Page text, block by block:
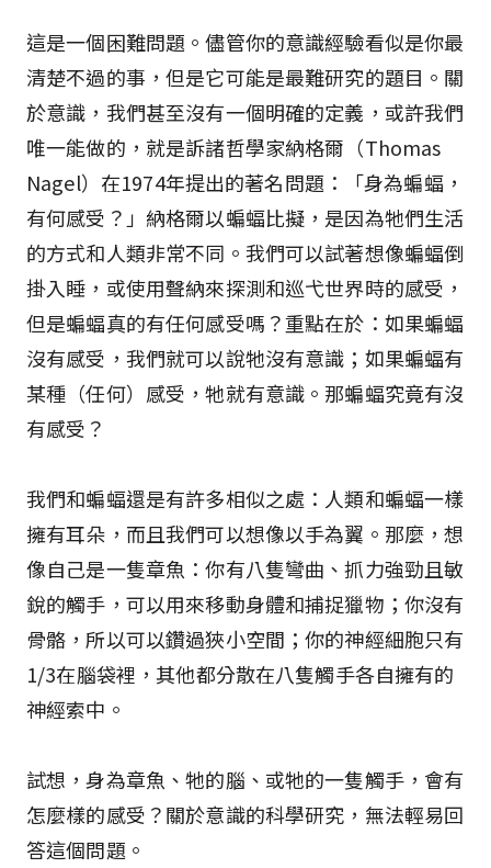
這是一個困難問題。儘管你的意識經驗看似是你最
清楚不過的事，但是它可能是最難研究的題目。關
於意識，我們甚至沒有一個明確的定義，或許我們
唯一能做的，就是訴諸哲學家納格爾（Thomas
Nagel）在1974年提出的著名問題：「身為蝙蝠，
有何感受？」納格爾以蝙蝠比擬，是因為牠們生活
的方式和人類非常不同。我們可以試著想像蝙蝠倒
掛入睡，或使用聲納來探測和巡弋世界時的感受，
但是蝙蝠真的有任何感受嗎？重點在於：如果蝙蝠
沒有感受，我們就可以說牠沒有意識；如果蝙蝠有
某種（任何）感受，牠就有意識。那蝙蝠究竟有沒
有感受？
我們和蝙蝠還是有許多相似之處：人類和蝙蝠一樣
擁有耳朵，而且我們可以想像以手為翼。那麼，想
像自己是一隻章魚：你有八隻彎曲、抓力強勁且敏
銳的觸手，可以用來移動身體和捕捉獵物；你沒有
骨骼，所以可以鑽過狹小空間；你的神經細胞只有
1/3在腦袋裡，其他都分散在八隻觸手各自擁有的
神經索中。
試想，身為章魚、牠的腦、或牠的一隻觸手，會有
怎麼樣的感受？關於意識的科學研究，無法輕易回
答這個問題。